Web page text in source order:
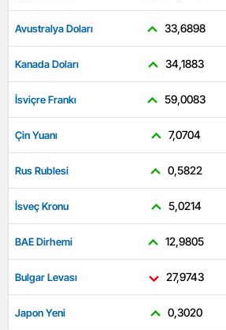
Avustralya Doları 33,6898
Kanada Doları 34,1883
İsviçre Frankı 59,0083
Çin Yuanı 7,0704
Rus Rublesi 0,5822
İsveç Kronu 5,0214
BAE Dirhemi 12,9805
Bulgar Levası 27,9743
Japon Yeni 0,3020